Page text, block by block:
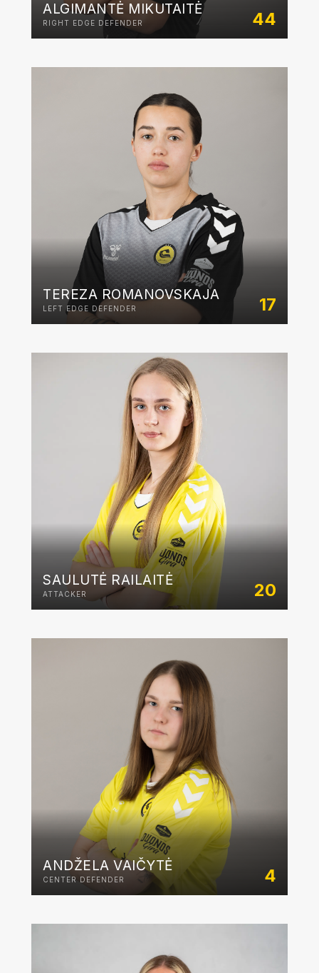
ALGIMANTĖ MIKUTAITĖ
RIGHT EDGE DEFENDER 44
TEREZA ROMANOVSKAJA
LEFT EDGE DEFENDER 17
SAULUTĖ RAILAITĖ
ATTACKER 20
ANDŽELA VAIČYTĖ
CENTER DEFENDER 4